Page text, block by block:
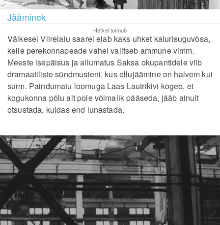
Jääminek
Hetkel toimub
Väikesel Viirelaiu saarel elab kaks uhket kalurisuguvõsa,
kelle perekonnapeade vahel valitseb ammune vimm.
Meeste isepäisus ja allumatus Saksa okupantidele viib
dramaatiliste sündmusteni, kus ellujäämine on halvem kui
surm. Paindumatu loomuga Laas Lautrikivi kogeb, et
kogukonna põlu alt pole võimalik pääseda, jääb ainult
otsustada, kuidas end lunastada.